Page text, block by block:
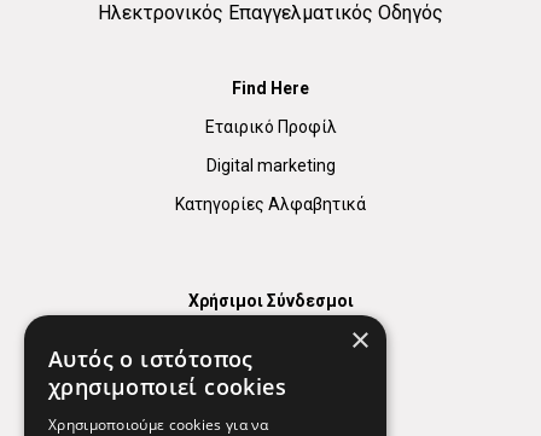
Ηλεκτρονικός Επαγγελματικός Οδηγός
Find Here
Εταιρικό Προφίλ
Digital marketing
Κατηγορίες Αλφαβητικά
Χρήσιμοι Σύνδεσμοι
Χρήσιμα Τηλέφωνα
Εφημερεύοντα Φαρμακεία
×
Αυτός ο ιστότοπος
χρησιμοποιεί cookies
Χρησιμοποιούμε cookies για να